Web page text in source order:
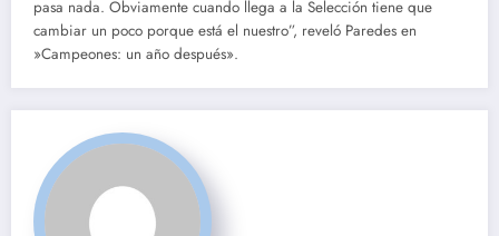
pasa nada. Obviamente cuando llega a la Selección tiene que
cambiar un poco porque está el nuestro”, reveló Paredes en
»Campeones: un año después».